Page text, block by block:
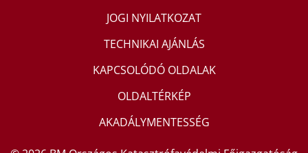
JOGI NYILATKOZAT
TECHNIKAI AJÁNLÁS
KAPCSOLÓDÓ OLDALAK
OLDALTÉRKÉP
AKADÁLYMENTESSÉG